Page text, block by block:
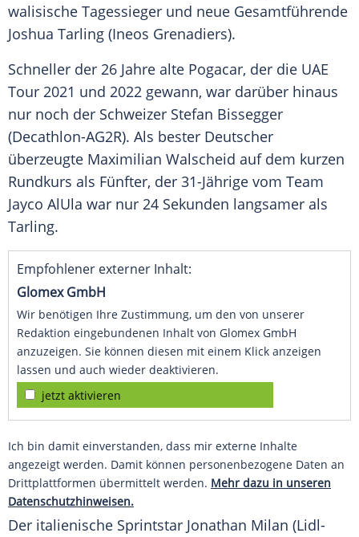
walisische Tagessieger und neue Gesamtführende
Joshua Tarling (Ineos Grenadiers).
Schneller der 26 Jahre alte Pogacar, der die UAE
Tour 2021 und 2022 gewann, war darüber hinaus
nur noch der Schweizer Stefan Bissegger
(Decathlon-AG2R). Als bester Deutscher
überzeugte Maximilian Walscheid auf dem kurzen
Rundkurs als Fünfter, der 31-Jährige vom Team
Jayco AlUla war nur 24 Sekunden langsamer als
Tarling.
Empfohlener externer Inhalt:
Glomex GmbH
Wir benötigen Ihre Zustimmung, um den von unserer
Redaktion eingebundenen Inhalt von Glomex GmbH
anzuzeigen. Sie können diesen mit einem Klick anzeigen
lassen und auch wieder deaktivieren.
jetzt aktivieren
Ich bin damit einverstanden, dass mir externe Inhalte
angezeigt werden. Damit können personenbezogene Daten an
Drittplattformen übermittelt werden. Mehr dazu in unseren
Datenschutzhinweisen.
Der italienische Sprintstar Jonathan Milan (Lidl-